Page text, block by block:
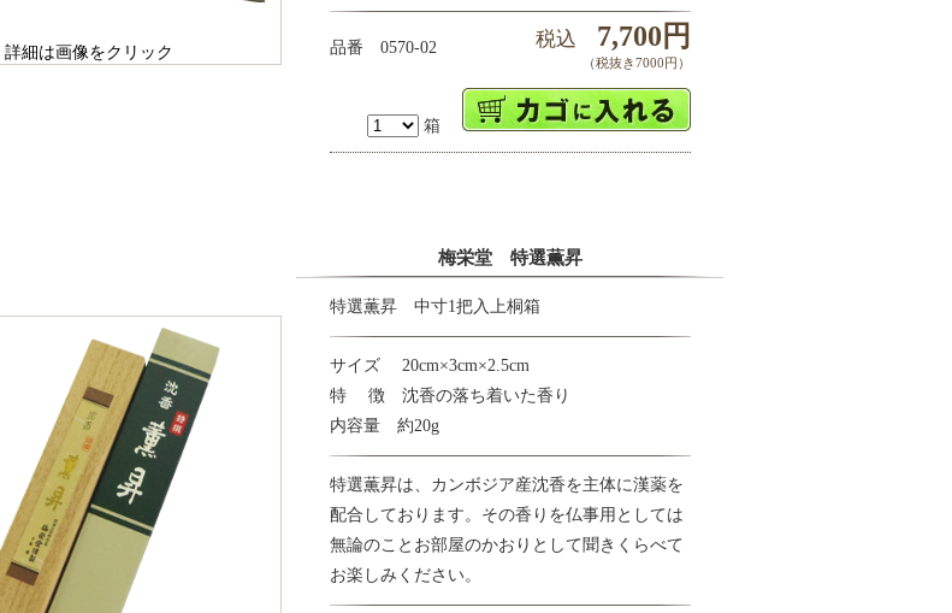
詳細は画像をクリック 品番 0570-02 税込 7,700円
（税抜き7000円）
箱
梅栄堂 特選薫昇
特選薫昇 中寸1把入上桐箱
サイズ 20cm×3cm×2.5cm
特 徴 沈香の落ち着いた香り
内容量 約20g
特選薫昇は、カンボジア産沈香を主体に漢薬を
配合しております。その香りを仏事用としては
無論のことお部屋のかおりとして聞きくらべて
お楽しみください。